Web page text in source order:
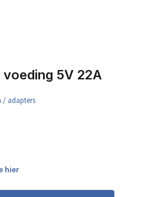
5V 22A
/ adapters
hier